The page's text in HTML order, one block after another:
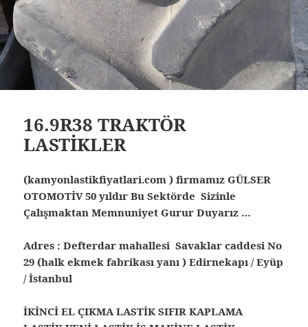
16.9R38 TRAKTÖR
LASTİKLER
(kamyonlastikfiyatlari.com ) firmamız GÜLSER
OTOMOTİV 50 yıldır Bu Sektörde Sizinle
Çalışmaktan Memnuniyet Gurur Duyarız …
Adres : Defterdar mahallesi Savaklar caddesi No
29 (halk ekmek fabrikası yanı ) Edirnekapı / Eyüp
/ İstanbul
İKİNCİ EL ÇIKMA LASTİK SIFIR KAPLAMA